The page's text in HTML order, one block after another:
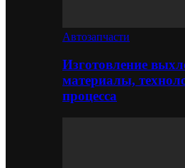
Автозапчасти
Изготовление
материалы,
процесса